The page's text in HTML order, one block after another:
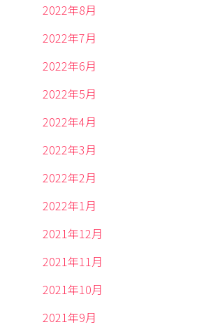
2022年8月
2022年7月
2022年6月
2022年5月
2022年4月
2022年3月
2022年2月
2022年1月
2021年12月
2021年11月
2021年10月
2021年9月